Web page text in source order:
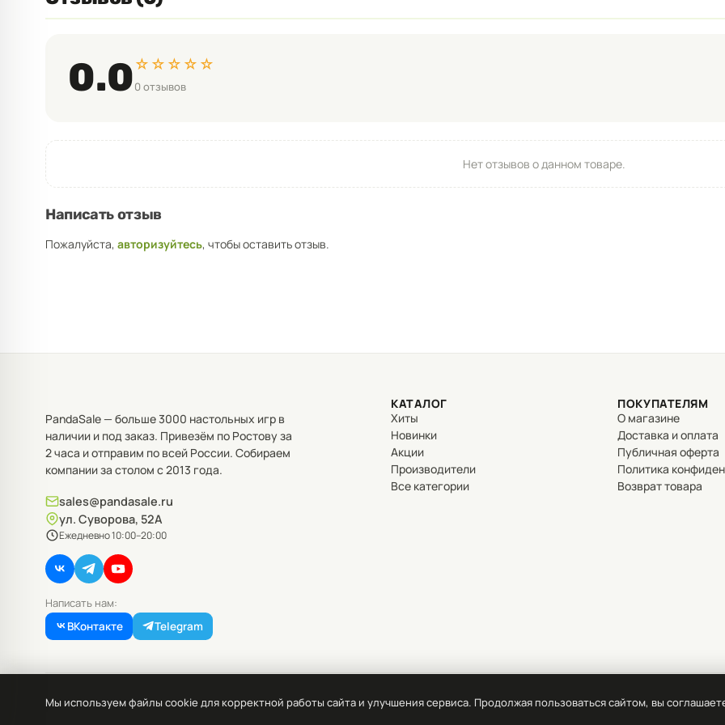
0.0☆☆☆☆☆
0 отзывов
Нет отзывов о данном товаре.
Написать отзыв
Пожалуйста, авторизуйтесь, чтобы оставить отзыв.
PandaSale — больше 3000 настольных игр в
наличии и под заказ. Привезём по Ростову за
2 часа и отправим по всей России. Собираем
компании за столом с 2013 года.
sales@pandasale.ru
ул. Суворова, 52А
Ежедневно 10:00–20:00
Написать нам:
ВКонтакте
Telegram
КАТАЛОГ
Хиты
Новинки
Акции
Производители
Все категории
ПОКУПАТЕЛЯМ
О магазине
Доставка и оплата
Публичная оферта
Политика
Возврат товара
© PandaSale, 2026. Все права защищены.
Мы используем файлы cookie для корректной работы сайта и улучшения сервиса. Продолжая пользоваться сайтом, вы